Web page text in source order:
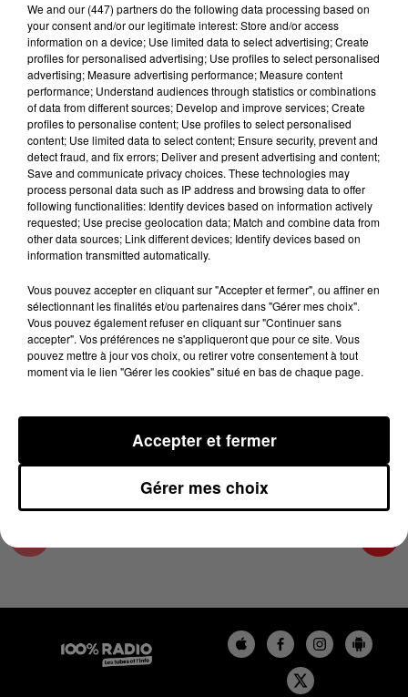
Lecture (4 min 30 sec)
100%
100% Radio les infos de l'Aude
5 décembre 2024 - 4 min 30 sec
LES INFOS DE L'AUDE DU 05/12/2024 À
17H00
Les infos de l'Aude
We and our (447) partnersdo the following data processing based on
your consent and/or our legitimate interest: Store and/or access
information on a device; Use limited data to select advertising; Create
profiles for personalised advertising; Use profiles to select personalised
advertising; Measure advertising performance; Measure content
performance; Understand audiences through statistics or combinations
of data from different sources; Develop and improve services; Create
profiles to personalise content; Use profiles to select personalised
content; Use limited data to select content; Ensure security, prevent and
detect fraud, and fix errors; Deliver and present advertising and content;
Save and communicate privacy choices. These technologies may
process personal data such as IP address and browsing data to offer
following functionalities: Identify devices based on information actively
requested; Use precise geolocation data; Match and combine data from
other data sources; Link different devices; Identify devices based on
information transmitted automatically.
Vous pouvez accepter en cliquant sur "Accepter et fermer", ou affiner en
sélectionnant les finalités et/ou partenaires dans "Gérer mes choix".
Vous pouvez également refuser en cliquant sur "Continuer sans
accepter". Vos préférences ne s'appliqueront que pour ce site. Vous
pouvez mettre à jour vos choix, ou retirer votre consentement à tout
moment via le lien "Gérer les cookies" situé en bas de chaque page.
Gérer mes choix
Accepter et fermer